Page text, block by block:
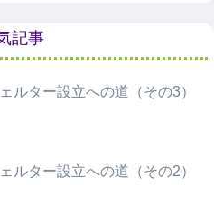
記事
ルター設立への道（その3）
ルター設立への道（その2）